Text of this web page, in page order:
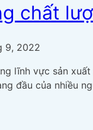
chất
9, 2022
lĩnh vực sản
đầu của nhiều